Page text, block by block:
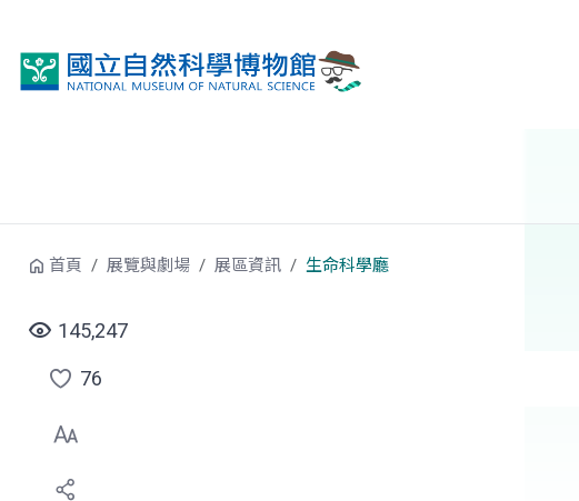
首頁 展覽與劇場 展區資訊 生命科學廳
145,247
點
選
喜
76